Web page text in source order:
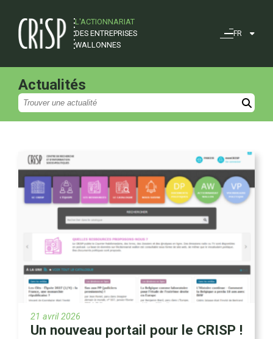
L'ACTIONNARIAT
DES ENTREPRISES
WALLONNES
FR
Actualités
21 avril 2026
Un nouveau portail pour le CRISP !